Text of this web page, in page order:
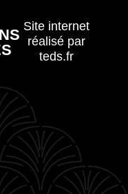
Site internet
réalisé par
teds.fr